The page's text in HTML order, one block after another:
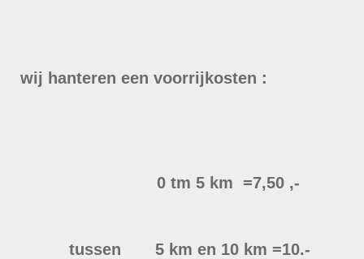
wij hanteren een voorrijkosten :
0 tm 5 km =7,50 ,-
tussen 5 km en 10 km =10.-